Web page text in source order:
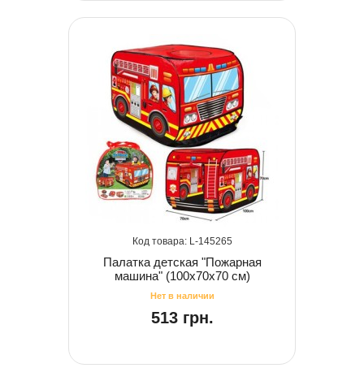
145265
Палатка детская "Пожарная
машина" (100х70х70 см)
513 грн.